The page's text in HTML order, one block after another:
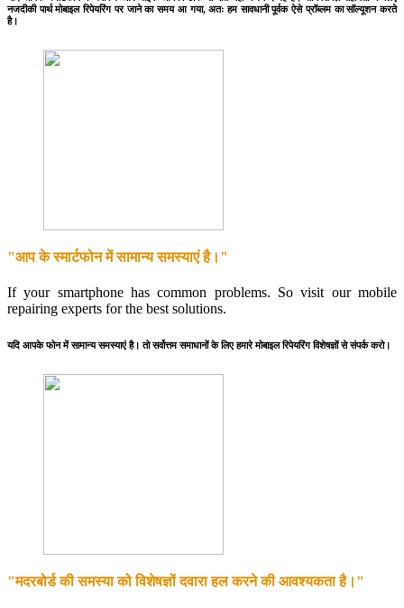
नजदीकी पार्थ मोबाइल रिपेयरिंग पर जाने का समय आ गया, अतः हम सावधानी पूर्वक ऐसे प्रॉब्लम का सॉल्यूशन करते
है।
"आप के स्मार्टफोन में सामान्य समस्याएं है।"
If your smartphone has common problems. So visit our mobile
repairing experts for the best solutions.
यदि आपके फोन में सामान्य समस्याएं है। तो सर्वोत्तम समाधानों के लिए हमारे मोबाइल रिपेयरिंग विशेषज्ञों से संपर्क करो।
"मदरबोर्ड की समस्या को विशेषज्ञों दवारा हल करने की आवश्यकता है।"